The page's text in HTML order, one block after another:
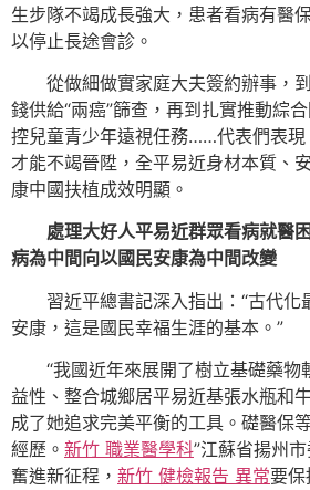
生步隊不竭成長強大，患者看病有醫
以停止長途會診。
從做細做實家庭大夫簽約辦事，
錢供給“兩癌”篩查，再到扎實推動綜
控兒童青少年遠視任務……代表們表現
才能不竭晉陞，全平易近身材本質、
康中國扶植成效明顯。
處理大好人平易近群眾看病就醫
病為中間向以國民安康為中間改變
習近平總書記深入指出：“古代化
安康，這是國民幸福生涯的基本。”
“我國近年來展開了樹立基礎藥
益性、整合城鄉居平易近基張水瓶和
成了她追求完美平衡的工具。礎醫保
經歷。 新竹 職業醫學科”江蘇省揚州
奮進新征程， 新竹 健檢報告 異常要保